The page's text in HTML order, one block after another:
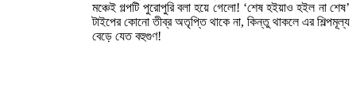
মঞ্চেই গল্পটি পুরোপুরি বলা হয়ে গেলো! ‘শেষ হইয়াও হইল না শেষ’
টাইপের কোনো তীব্র অতৃপ্তি থাকে না, কিন্তু থাকলে এর শিল্পমূল্য
বেড়ে যেত বহুগুণ!